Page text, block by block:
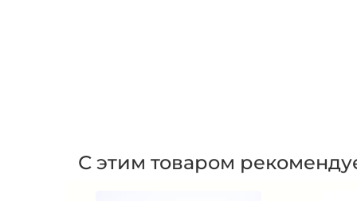
С этим товаром